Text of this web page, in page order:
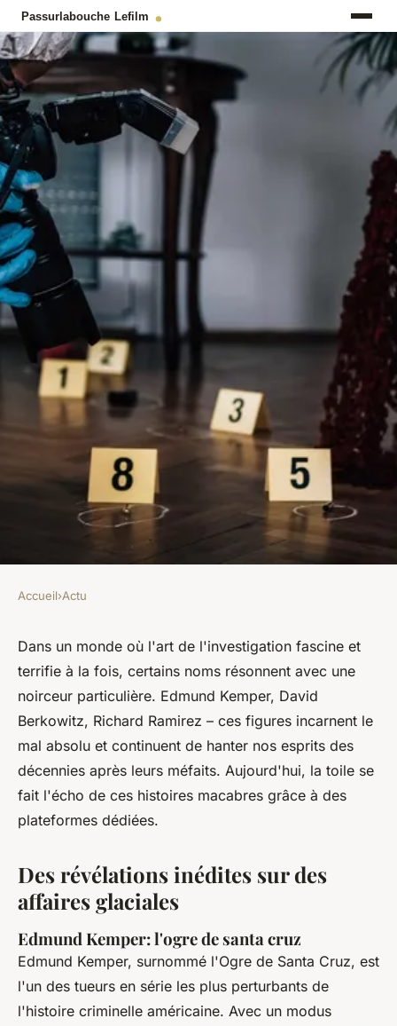
Les enquêtes policières les
plus intrigantes sont sur
EnqueteLibre.fr
odile •1 janvier 2024•2 min de lecture
Accueil›Actu
Dans un monde où l'art de l'investigation fascine et
terrifie à la fois, certains noms résonnent avec une
noirceur particulière. Edmund Kemper, David
Berkowitz, Richard Ramirez – ces figures incarnent le
mal absolu et continuent de hanter nos esprits des
décennies après leurs méfaits. Aujourd'hui, la toile se
fait l'écho de ces histoires macabres grâce à des
plateformes dédiées.
Des révélations inédites sur des
affaires glaciales
Edmund Kemper: l'ogre de santa cruz
Edmund Kemper, surnommé l'Ogre de Santa Cruz, est
l'un des tueurs en série les plus perturbants de
l'histoire criminelle américaine. Avec un modus